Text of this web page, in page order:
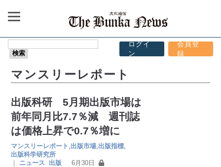
ログイ
ン
会員登
録
マンスリーレポート
出版科研 5月期出版市場は
前年同月比7.7％減 週刊誌
は価格上昇で0.7％増に
マンスリーレポート 出版市場 出版指標
出版科学研究所
｜
ニュース 出版 6月30日